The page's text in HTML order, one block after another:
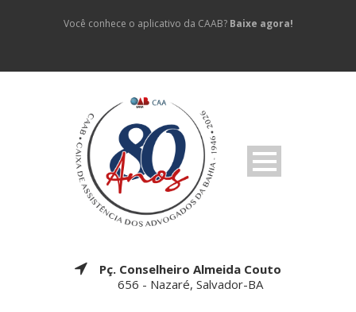
Você conhece o aplicativo da CAAB? Baixe agora!
Pç. Conselheiro Almeida Couto
656 - Nazaré, Salvador-BA